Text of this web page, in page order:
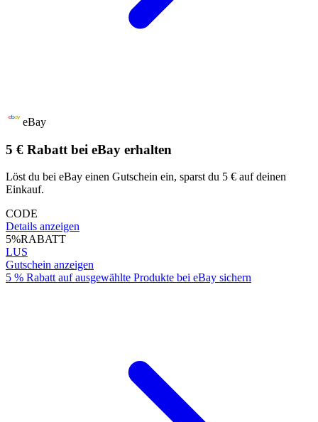
eBay
5 € Rabatt bei eBay erhalten
Löst du bei eBay einen Gutschein ein, sparst du 5 € auf deinen
Einkauf.
CODE
Details anzeigen
5%RABATT
LUS
Gutschein anzeigen
5 % Rabatt auf ausgewählte Produkte bei eBay sichern